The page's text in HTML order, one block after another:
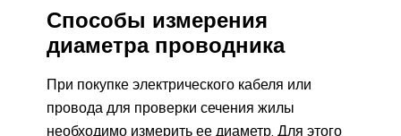
Способы измерения
диаметра проводника
При покупке электрического кабеля или
провода для проверки сечения жилы
необходимо измерить ее диаметр. Для этого